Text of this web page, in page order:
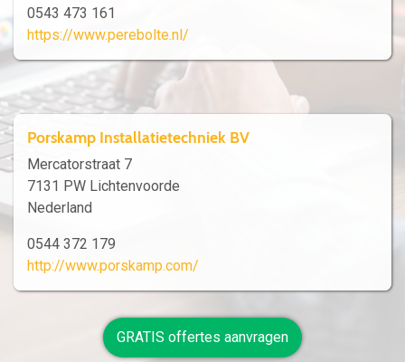
0543 473 161
https://www.perebolte.nl/
Porskamp Installatietechniek BV
Mercatorstraat 7
7131 PW Lichtenvoorde
Nederland
0544 372 179
http://www.porskamp.com/
GRATIS offertes aanvragen